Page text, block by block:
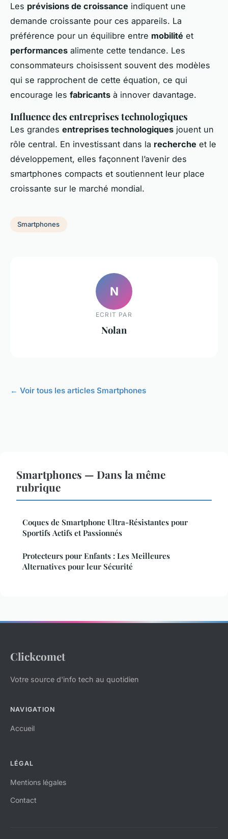
Les prévisions de croissance indiquent une
demande croissante pour ces appareils. La
préférence pour un équilibre entre mobilité et
performances alimente cette tendance. Les
consommateurs choisissent souvent des modèles
qui se rapprochent de cette équation, ce qui
encourage les fabricants à innover davantage.
Influence des entreprises technologiques
Les grandes entreprises technologiques jouent un
rôle central. En investissant dans la recherche et le
développement, elles façonnent l’avenir des
smartphones compacts et soutiennent leur place
croissante sur le marché mondial.
Smartphones
N
ECRIT PAR
Nolan
← Voir tous les articles Smartphones
Smartphones — Dans la même
rubrique
Coques de Smartphone Ultra-Résistantes pour
Sportifs Actifs et Passionnés
Protecteurs pour Enfants : Les Meilleures
Alternatives pour leur Sécurité
Clickcomet
Votre source d'info tech au quotidien
NAVIGATION
Accueil
LÉGAL
Mentions légales
Contact